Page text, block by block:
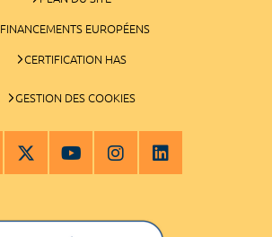
FINANCEMENTS EUROPÉENS
CERTIFICATION HAS
GESTION DES COOKIES